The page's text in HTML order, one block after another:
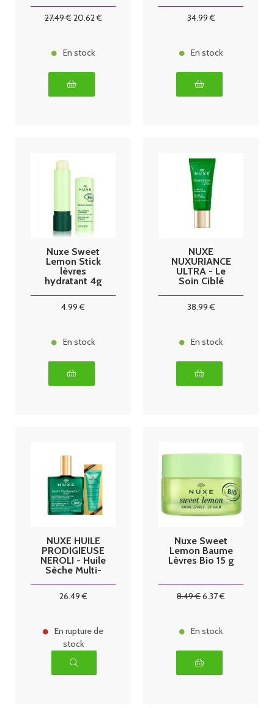
27.49€20.62€
En stock
34.99€
En stock
Nuxe Sweet
Lemon Stick
lèvres
hydratant 4g
4.99 €
En stock
NUXE
NUXURIANCE
ULTRA - Le
Soin Ciblé
Types de
38.99€
En stock
NUXE HUILE
PRODIGIEUSE
NEROLI - Huile
Sèche Multi-
de Douche
30ml Offerte
26.49€
En rupture de
stock
Nuxe Sweet
Lemon Baume
Lèvres Bio 15 g
8.49€6.37€
En stock